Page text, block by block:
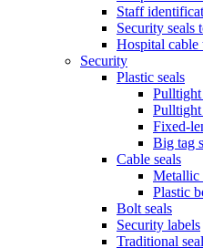
Staff
Security seals
Hospital cable
Security
Plastic seals
Pulltight
Pulltight
Fixed-
Big tag
Cable seals
Metallic
Plastic
Bolt seals
Security labels
Traditional